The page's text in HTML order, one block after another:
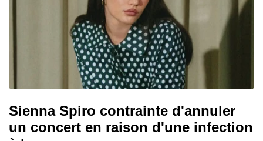
Sienna Spiro contrainte d'annuler
un concert en raison d'une infection